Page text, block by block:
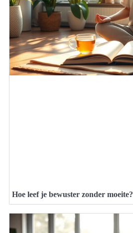
Hoe leef je bewuster zonder moeite?